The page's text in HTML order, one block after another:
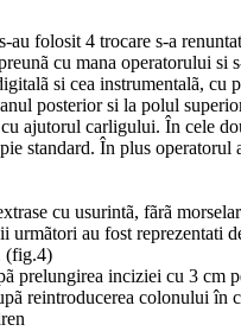
folosit 4 trocare s-a
cu mana operatorului si
si cea instrumentalã, cu
posterior si la polul
ajutorul carligului. În cele
standard. În plus
cu usurintã, fãrã
au fost
(fig.4)
prelungirea inciziei cu 3
reintroducerea colonului